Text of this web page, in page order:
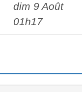
dim 9 Août
01h17